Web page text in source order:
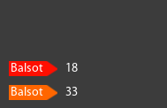
Balsot
18
Balsot
33